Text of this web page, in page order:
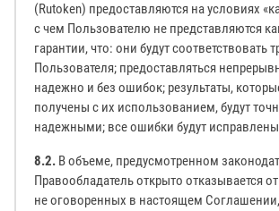
(Rutoken) предоставляются на условиях
с чем Пользователю не представляются
гарантии, что: они будут соответствовать
Пользователя; предоставляться
надежно и без ошибок; результаты,
получены с их использованием, будут
надежными; все ошибки будут
8.2. В объеме, предусмотренном
Правообладатель открыто отказывается
не оговоренных в настоящем